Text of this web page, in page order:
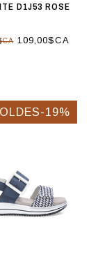
D1J53 ROSE
109,00$CA
19%